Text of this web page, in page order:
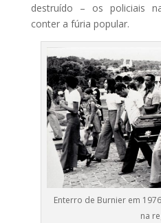
destruído – os policiais
conter a fúria popular.
Enterro de Burnier em
na